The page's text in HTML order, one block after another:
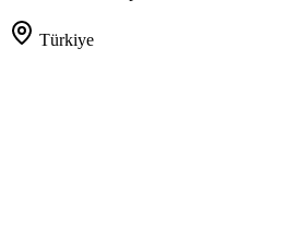
Türkiye